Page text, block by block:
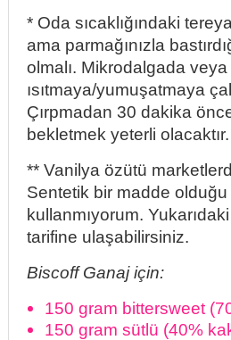
* Oda sıcaklığındaki
ama parmağınızla
olmalı. Mikrodalgada
ısıtmaya/yumuşatmaya
Çırpmadan 30 dakika
bekletmek yeterli olacaktır.
** Vanilya özütü
Sentetik bir madde
kullanmıyorum.
tarifine ulaşabilirsiniz.
Biscoff Ganaj için:
150 gram bittersweet
150 gram sütlü (40%